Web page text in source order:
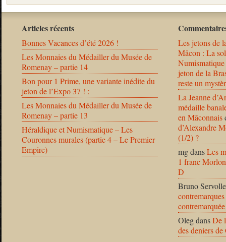
Articles récents
Bonnes Vacances d’été 2026 !
Les Monnaies du Médailler du Musée de
Romenay – partie 14
Bon pour 1 Prime, une variante inédite du
jeton de l’Expo 37 ! :
Les Monnaies du Médailler du Musée de
Romenay – partie 13
Héraldique et Numismatique – Les
Couronnes murales (partie 4 – Le Premier
Empire)
Les jetons de
Mâcon : La
jeton de la
reste un
La Jeanne
médaille
en Mâconnais
d’Alexandre
(1/2) ?
mgdansLes
1 franc
D
Bruno Servolle
OlegdansDe
des deniers